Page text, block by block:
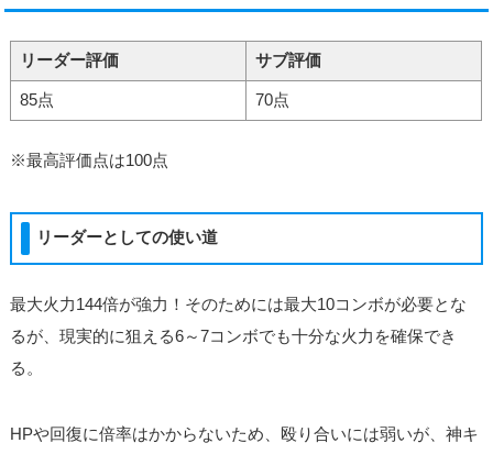
リーダー評価 サブ評価
85点 70点
※最高評価点は100点
リーダーとしての使い道
最大火力144倍が強力！そのためには最大10コンボが必要とな
るが、現実的に狙える6～7コンボでも十分な火力を確保でき
る。
HPや回復に倍率はかからないため、殴り合いには弱いが、神キ